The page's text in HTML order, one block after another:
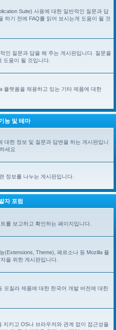
Suite) 사용에 대한 일반적인 질문과 답
하기 전에 FAQ를 읽어 보시는게 도움이 될 것
인 질문과 답을 해 주는 게시판입니다. 질문을
도움이 될 것입니다.
플랫폼을 채용하고 있는 기타 제품에 대한
능 및 테마
대한 정보 및 질문과 답변을 하는 게시판입니
세요
정보를 나누는 게시판입니다.
자 포럼
를 보고하고 확인하는 페이지입니다.
(Extensions, Theme), 페르소나 등 Mozilla 플
을 위한 게시판입니다.
모질라 제품에 대한 한국어 개발 버전에 대한
지키고 OS나 브라우저와 관계 없이 접근성을